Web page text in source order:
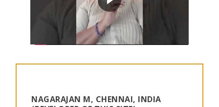
NAGARAJAN M, CHENNAI, INDIA